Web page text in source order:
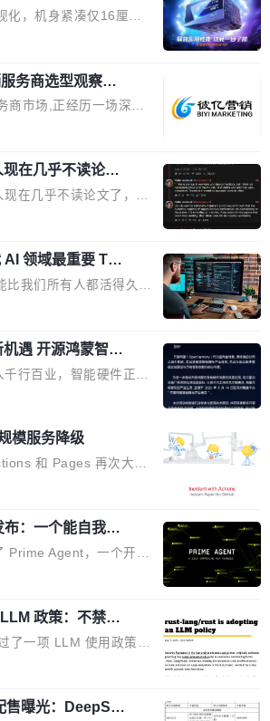
在AI时...
任意网页选中文本，选
具栏： 工具 功能 典型
关信息 看到陌生概念，
AI 解释选中文本 读到
过不少 AI 浏览器插件。
中一段文字，弹出解
它们本质上都是同一类
的聊天框。 它们能读取
丢给大模型，再返回一
然有用，但总觉得差点
管理系统里，需要填50
有联动逻辑；比如我
地AI算力打造旗
化，机身紧凑仅16厘米
相后，技嘉科技近日正
与本地AI算力平台打
提供1600W额定功率
持ATX 3.1与PCIe 5.1
满足当下高阶PC主机
功率，紧凑机身 钛金雕1
悍输出功率，同时实现
长度仅16厘米，属于同
的1600W电源产品。小
流标准A...
务商选型观察：
思维的范式转移
商市场,正经历一场深刻
牌代理机构市场从2025
2032年将突破120亿美
系相关服务市场更是从20
至2026年的8763亿美
清晰的事实——品牌对专
如此迫切。 但市场扩容
辑正在改变。2026年Top
出,“产品”这个离消费
营销层面的权重显著变
竞争正在从规模转向深
、多线协同...
在几乎不读论文
现在几乎不读论文了，而
NeurIPS 充斥着大量过
研究员 Keller Jorda
论。他不是在说风凉
人尽皆知但很少公开捅
补充了一句软化声明：
部分论文都在过度宣传
者，如果你筛选出那些
，那它们大部分都是过
的痛点。不是所有论文
的那批论文最有问题。
Shen，一位 ICLR 2
...
领域最重要 Top
比我们所有人都活得久。
术博客，而是出自 Hieu
Pham 是谁？他是 xAI
Grok 训练基础设施团队
了一条帖子，列出了他
的三个开源项目。 第一
需要解释，但 FA2 是他
杂度恰到好处，刚好能
没被那些"邪恶的" Hopp
容易修改和适配。 更关
遇 开源鸿蒙智能
将举行
行百业，智能硬件正从
联化、协同化发展。作
分布式能力，为不同类
与互联提供关键支撑，
创新与商业增长打开新
鸿蒙智能硬件开发者日
Hardware Develope
活动面向智能硬件产业
业专家与资深技术顾
力、设备适配、芯片适
兼容性测评及统一互联
战交流，帮助企业进一
模服务降级
和 Pages 再次大规
全不可用超过 5 小时，
管 runner 也因调度层故
code review、C
受影响。从检测到完全
是 2026 年 8 月的第六
Copilot 服务相关。 Git
讨论中贴出了一组数
次 commit。现在，每周
亿次。GitHub...
：一个能自我改
AGI 3 超越人类
Prime Agent，一个开源
，核心设计围绕两个抽
Model（RLM）和 C
AGI 3 基准测试
5 的组合达到了 95.
过了 ARC 报告的人类专
一个 coding agent 包装
市面上大多数 coding
政策：不禁
码不是你写的
了一项 LLM 使用政策，
仓库的代码贡献。这不
目前由五个团队采纳，
中关于 AI 辅助贡献最
售曝光：DeepSe